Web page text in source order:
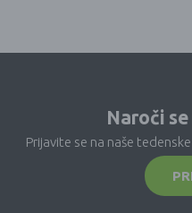
Naroči
Prijavite se na naše